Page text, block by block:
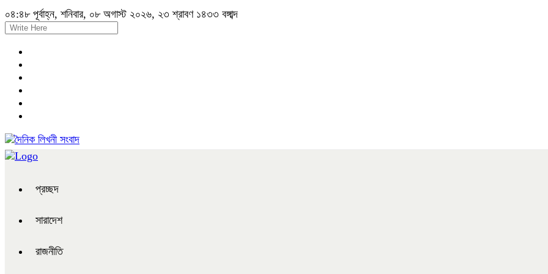
০৪:৪৮ পূর্বাহ্ন, শনিবার, ০৮ অগাস্ট ২০২৬, ২৩ শ্রাবণ ১৪৩৩ বঙ্গাব্দ
প্রচ্ছদ
সারাদেশ
রাজনীতি